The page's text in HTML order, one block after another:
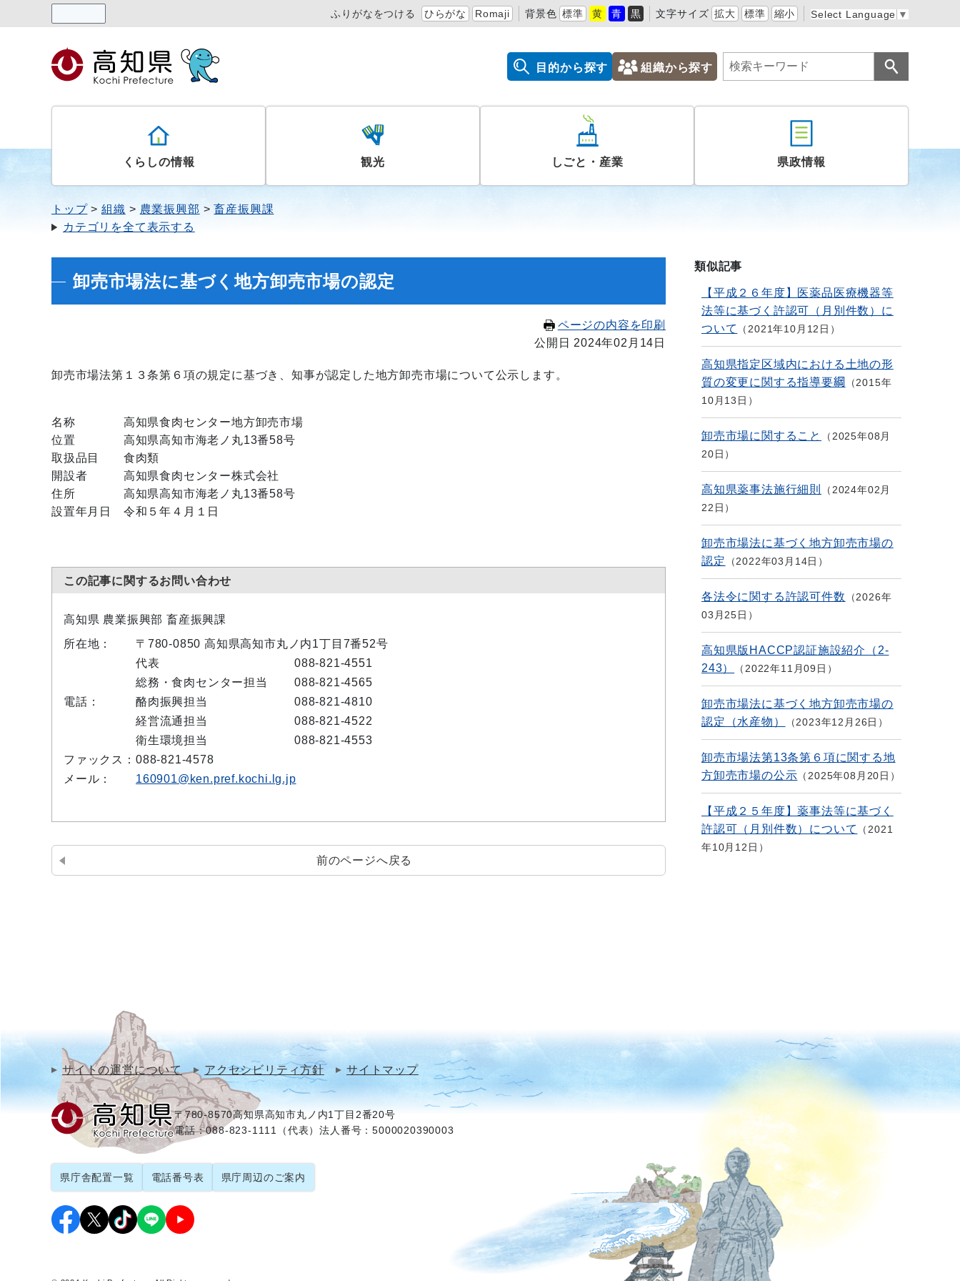
ふりがなをつける ひらがな Romaji 背景色 標準 黄 青 黒 文字サイズ 拡大 標準 縮小 Select Language ▼
目的から探す 組織から探す
くらしの情報 観光 しごと・産業 県政情報
トップ 組織 農業振興部
畜産振興課
カテゴリを全て表示する
卸売市場法に基づく地方卸売市場の認定
ページの内容を印刷
公開日 2024年02月14日
卸売市場法第１３条第６項の規定に基づき、知事が認定した地方卸売市場について公示します。
名称 高知県食肉センター地方卸売市場
位置 高知県高知市海老ノ丸13番58号
取扱品目 食肉類
開設者 高知県食肉センター株式会社
住所 高知県高知市海老ノ丸13番58号
設置年月日 令和５年４月１日
この記事に関するお問い合わせ
高知県 農業振興部 畜産振興課
所在地：
〒780-0850 高知県高知市丸ノ内1丁目7番52号
電話：
代表
088-821-4551
総務・食肉センター担当
088-821-4565
酪肉振興担当
088-821-4810
経営流通担当
088-821-4522
衛生環境担当
088-821-4553
ファックス： 088-821-4578
メール：
160901@ken.pref.kochi.lg.jp
前のページへ戻る
類似記事
【平成２６年度】医薬品医療機器等
法等に基づく許認可（月別件数）に
ついて
2021年10月12日
高知県指定区域内における土地の形
質の変更に関する指導要綱
2015年
10月13日
卸売市場に関すること
2025年08月
20日
高知県薬事法施行細則
2024年02月
22日
卸売市場法に基づく地方卸売市場の
認定
2022年03月14日
各法令に関する許認可件数
2026年
03月25日
高知県版HACCP認証施設紹介（2-
243）
2022年11月09日
卸売市場法に基づく地方卸売市場の
認定（水産物）
2023年12月26日
卸売市場法第13条第６項に関する地
方卸売市場の公示
2025年08月20日
【平成２５年度】薬事法等に基づく
許認可（月別件数）について
2021
年10月12日
サイトの運営について アクセシビリティ方針 サイトマップ
〒780-8570高知県高知市丸ノ内1丁目2番20号
電話：088-823-1111（代表）法人番号：5000020390003
県庁舎配置一覧 電話番号表 県庁周辺のご案内